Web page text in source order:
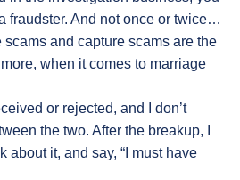
fraudster. And not once or twice…
and capture scams are the
when it comes to marriage
or rejected, and I don’t
the two. After the breakup, I
about it, and say, “I must have